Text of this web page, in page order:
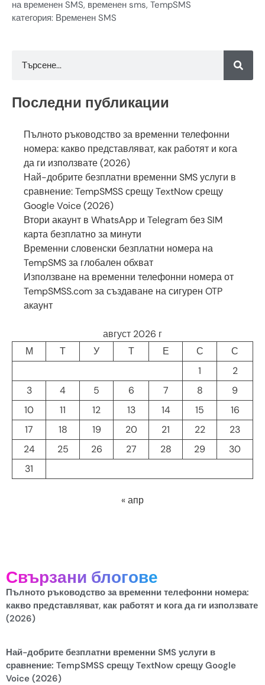
на временен SMS, временен sms, TempSMS
категория: Временен SMS
Последни публикации
Пълното ръководство за временни телефонни
номера: какво представляват, как работят и кога
да ги използвате (2026)
Най-добрите безплатни временни SMS услуги в
сравнение: TempSMSS срещу TextNow срещу
Google Voice (2026)
Втори акаунт в WhatsApp и Telegram без SIM
карта безплатно за минути
Временни словенски безплатни номера на
TempSMS за глобален обхват
Използване на временни телефонни номера от
TempSMSS.com за създаване на сигурен OTP
акаунт
август 2026 г
М
Т У Т Е С
С
1
2
3
4 5 6 7 8
9
10
11 12 13 14 15
16
17
18 19 20 21 22
23
24
25 26 27 28 29
30
31
« апр
Свързани блогове
Пълното ръководство за временни телефонни номера:
какво представляват, как работят и кога да ги използвате
(2026)
Най-добрите безплатни временни SMS услуги в
сравнение: TempSMSS срещу TextNow срещу Google
Voice (2026)